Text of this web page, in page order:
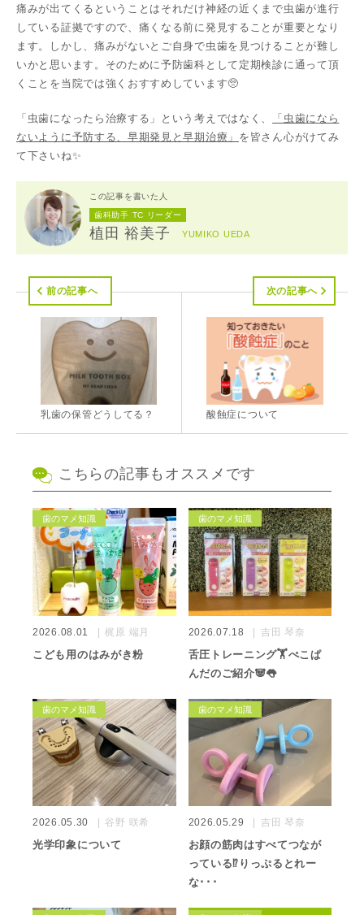
痛みが出てくるということはそれだけ神経の近くまで虫歯が進行
している証拠ですので、痛くなる前に発見することが重要となり
ます。しかし、痛みがないとご自身で虫歯を見つけることが難し
いかと思います。そのために予防歯科として定期検診に通って頂
くことを当院では強くおすすめしています🥺
「虫歯になったら治療する」という考えではなく、
「虫歯になら
ないように予防する、早期発見と早期治療」 を皆さん心がけてみ
て下さいね✨
この記事を書いた人
歯科助手 TC リーダー
植田 裕美子 YUMIKO UEDA
前の記事へ
乳歯の保管どうしてる？
次の記事へ
酸蝕症について
こちらの記事もオススメです
歯のマメ知識
2026.08.01 梶原 端月
こども用のはみがき粉
歯のマメ知識
2026.07.18 吉田 琴奈
舌圧トレーニング🏋️ぺこぱ
んだのご紹介🐼👅
歯のマメ知識
2026.05.30 谷野 咲希
光学印象について
歯のマメ知識
2026.05.29 吉田 琴奈
お顔の筋肉はすべてつなが
っている⁉️りっぷるとれー
な･･･